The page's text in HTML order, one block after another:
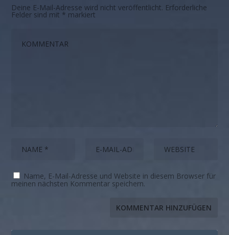
Deine E-Mail-Adresse wird nicht veröffentlicht. Erforderliche
Felder sind mit * markiert
Name, E-Mail-Adresse und Website in diesem Browser für
meinen nächsten Kommentar speichern.